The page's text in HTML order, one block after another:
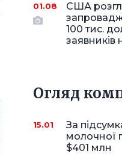
01.08
США
100 тис.
заявників
Огляд
15.01
За
молочної
$401 млн